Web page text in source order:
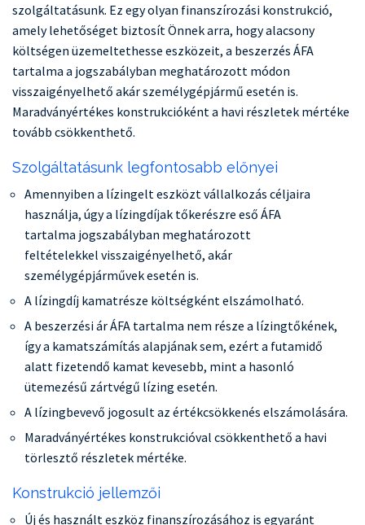
szolgáltatásunk. Ez egy olyan finanszírozási konstrukció,
amely lehetőséget biztosít Önnek arra, hogy alacsony
költségen üzemeltethesse eszközeit, a beszerzés ÁFA
tartalma a jogszabályban meghatározott módon
visszaigényelhető akár személygépjármű esetén is.
Maradványértékes konstrukcióként a havi részletek mértéke
tovább csökkenthető.
Szolgáltatásunk legfontosabb előnyei
Amennyiben a lízingelt eszközt vállalkozás céljaira
használja, úgy a lízingdíjak tőkerészre eső ÁFA
tartalma jogszabályban meghatározott
feltételekkel visszaigényelhető, akár
személygépjárművek esetén is.
A lízingdíj kamatrésze költségként elszámolható.
A beszerzési ár ÁFA tartalma nem része a lízingtőkének,
így a kamatszámítás alapjának sem, ezért a futamidő
alatt fizetendő kamat kevesebb, mint a hasonló
ütemezésű zártvégű lízing esetén.
A lízingbevevő jogosult az értékcsökkenés elszámolására.
Maradványértékes konstrukcióval csökkenthető a havi
törlesztő részletek mértéke.
Konstrukció jellemzői
Új és használt eszköz finanszírozásához is egyaránt